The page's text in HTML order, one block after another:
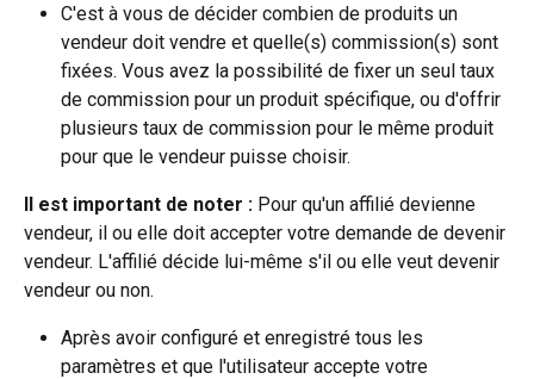
C'est à vous de décider combien de produits un
vendeur doit vendre et quelle(s) commission(s) sont
fixées. Vous avez la possibilité de fixer un seul taux
de commission pour un produit spécifique, ou d'offrir
plusieurs taux de commission pour le même produit
pour que le vendeur puisse choisir.
Il est important de noter : Pour qu'un affilié devienne
vendeur, il ou elle doit accepter votre demande de devenir
vendeur. L'affilié décide lui-même s'il ou elle veut devenir
vendeur ou non.
Après avoir configuré et enregistré tous les
paramètres et que l'utilisateur accepte votre